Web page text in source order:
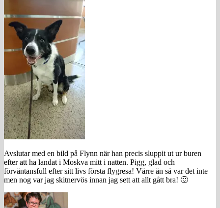
Avslutar med en bild på Flynn när han precis sluppit ut ur buren
efter att ha landat i Moskva mitt i natten. Pigg, glad och
förväntansfull efter sitt livs första flygresa! Värre än så var det inte
men nog var jag skitnervös innan jag sett att allt gått bra! 🙂